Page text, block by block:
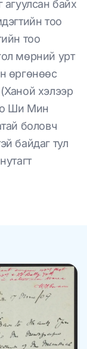
байх
тоо
тоо
мөрний урт
өргөнөөс
хэлээр
Ши Мин
боловч
байдаг тул